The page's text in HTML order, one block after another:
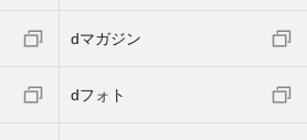
dマガジン
dフォト